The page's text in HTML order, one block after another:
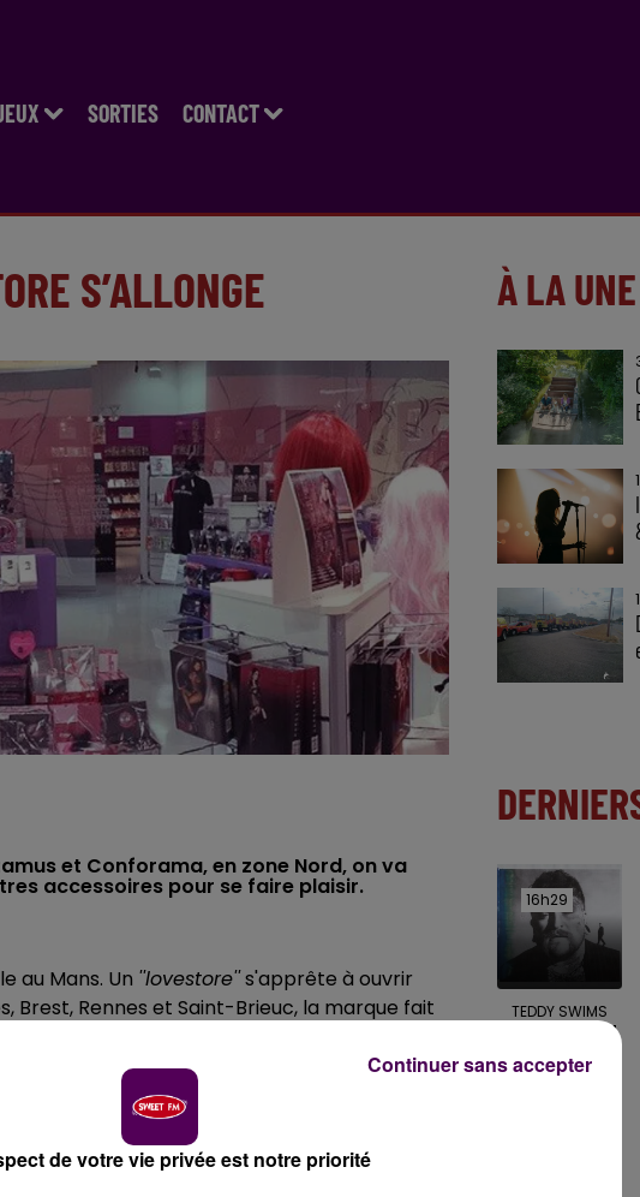
SORTIES CONTACT
S’ALLONGE
et Conforama, en zone Nord, on va
accessoires pour se faire plaisir.
au Mans. Un ''lovestore''s'apprête à ouvrir
Brest, Rennes et Saint-Brieuc, la marque fait
pour adultes, tourné vers les
d'articles coquins, ludiques et sensuels
à savoir s’il y aura la queue.
À LA UNE
16h29
16h29
TEDDY SWIMS
Mr Know It All
de votre vie privée est notre priorité
Continuer sans accepter